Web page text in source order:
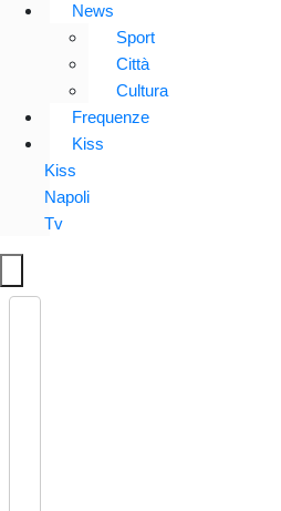
News
Sport
Città
Cultura
Frequenze
Kiss
Kiss
Napoli
Tv